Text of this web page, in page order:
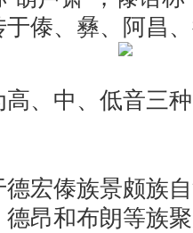
傣、彝、阿昌
中、低音三种
傣族景颇族自
昂和布朗等族